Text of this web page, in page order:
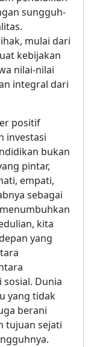
sungguh-
mulai dari
kebijakan
nilai-nilai
integral dari
positif
investasi
bukan
pintar,
empati,
sebagai
kita
yang
Dunia
yang tidak
berani
tujuan sejati